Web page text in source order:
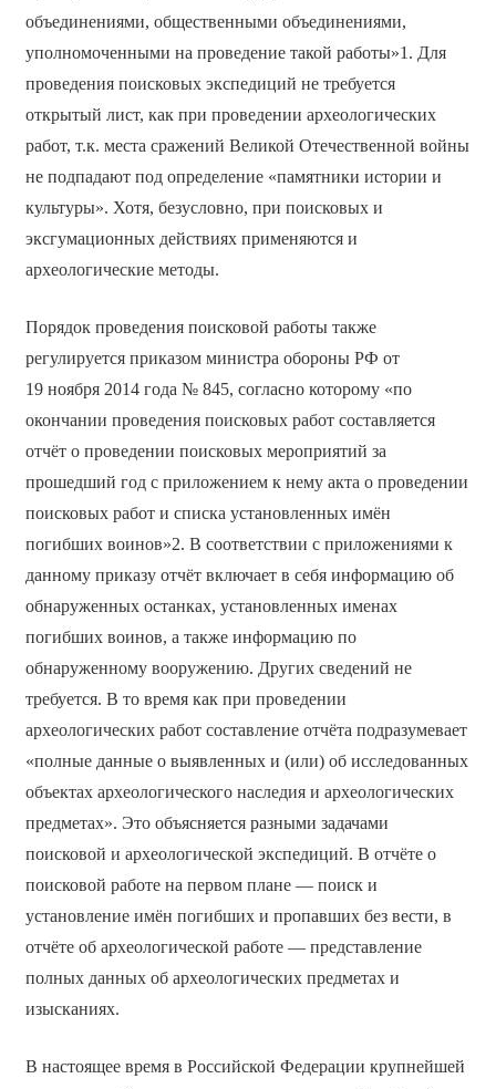
объединениями, общественными объединениями,
уполномоченными на проведение такой работы»1. Для
проведения поисковых экспедиций не требуется
открытый лист, как при проведении археологических
работ, т.к. места сражений Великой Отечественной войны
не подпадают под определение «памятники истории и
культуры». Хотя, безусловно, при поисковых и
эксгумационных действиях применяются и
археологические методы.
Порядок проведения поисковой работы также
регулируется приказом министра обороны РФ от
19 ноября 2014 года № 845, согласно которому «по
окончании проведения поисковых работ составляется
отчёт о проведении поисковых мероприятий за
прошедший год с приложением к нему акта о проведении
поисковых работ и списка установленных имён
погибших воинов»2. В соответствии с приложениями к
данному приказу отчёт включает в себя информацию об
обнаруженных останках, установленных именах
погибших воинов, а также информацию по
обнаруженному вооружению. Других сведений не
требуется. В то время как при проведении
археологических работ составление отчёта подразумевает
«полные данные о выявленных и (или) об исследованных
объектах археологического наследия и археологических
предметах». Это объясняется разными задачами
поисковой и археологической экспедиций. В отчёте о
поисковой работе на первом плане — поиск и
установление имён погибших и пропавших без вести, в
отчёте об археологической работе — представление
полных данных об археологических предметах и
изысканиях.
В настоящее время в Российской Федерации крупнейшей